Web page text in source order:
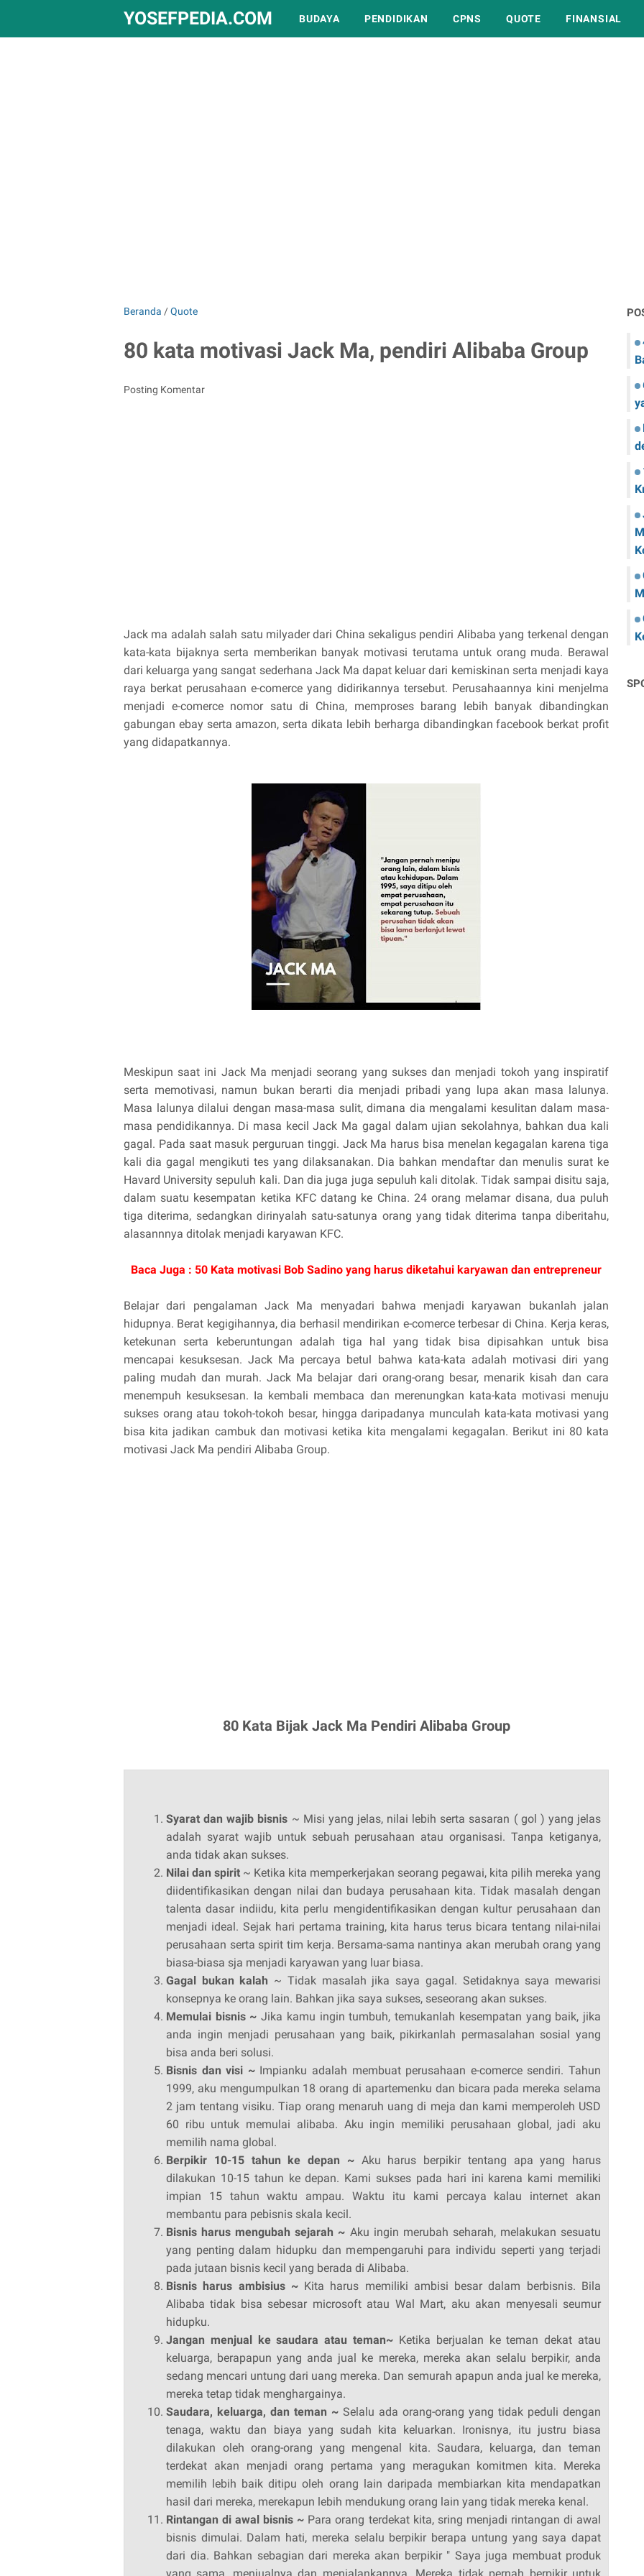
YOSEFPEDIA.COM BUDAYA PENDIDIKAN CPNS QUOTE FINANSIAL
Beranda /Quote
80 kata motivasi Jack Ma, pendiri Alibaba Group
Posting Komentar
Jack ma adalah salah satu milyader dari China sekaligus pendiri Alibaba yang terkenal dengan
kata-kata bijaknya serta memberikan banyak motivasi terutama untuk orang muda. Berawal
dari keluarga yang sangat sederhana Jack Ma dapat keluar dari kemiskinan serta menjadi kaya
raya berkat perusahaan e-comerce yang didirikannya tersebut. Perusahaannya kini menjelma
menjadi e-comerce nomor satu di China, memproses barang lebih banyak dibandingkan
gabungan ebay serta amazon, serta dikata lebih berharga dibandingkan facebook berkat profit
yang didapatkannya.
Meskipun saat ini Jack Ma menjadi seorang yang sukses dan menjadi tokoh yang inspiratif
serta memotivasi, namun bukan berarti dia menjadi pribadi yang lupa akan masa lalunya.
Masa lalunya dilalui dengan masa-masa sulit, dimana dia mengalami kesulitan dalam masa-
masa pendidikannya. Di masa kecil Jack Ma gagal dalam ujian sekolahnya, bahkan dua kali
gagal. Pada saat masuk perguruan tinggi. Jack Ma harus bisa menelan kegagalan karena tiga
kali dia gagal mengikuti tes yang dilaksanakan. Dia bahkan mendaftar dan menulis surat ke
Havard University sepuluh kali. Dan dia juga juga sepuluh kali ditolak. Tidak sampai disitu saja,
dalam suatu kesempatan ketika KFC datang ke China. 24 orang melamar disana, dua puluh
tiga diterima, sedangkan dirinyalah satu-satunya orang yang tidak diterima tanpa diberitahu,
alasannnya ditolak menjadi karyawan KFC.
Baca Juga : 50 Kata motivasi Bob Sadino yang harus diketahui karyawan dan entrepreneur
Belajar dari pengalaman Jack Ma menyadari bahwa menjadi karyawan bukanlah jalan
hidupnya. Berat kegigihannya, dia berhasil mendirikan e-comerce terbesar di China. Kerja keras,
ketekunan serta keberuntungan adalah tiga hal yang tidak bisa dipisahkan untuk bisa
mencapai kesuksesan. Jack Ma percaya betul bahwa kata-kata adalah motivasi diri yang
paling mudah dan murah. Jack Ma belajar dari orang-orang besar, menarik kisah dan cara
menempuh kesuksesan. Ia kembali membaca dan merenungkan kata-kata motivasi menuju
sukses orang atau tokoh-tokoh besar, hingga daripadanya munculah kata-kata motivasi yang
bisa kita jadikan cambuk dan motivasi ketika kita mengalami kegagalan. Berikut ini 80 kata
motivasi Jack Ma pendiri Alibaba Group.
80 Kata Bijak Jack Ma Pendiri Alibaba Group
Syarat dan wajib bisnis ~ Misi yang jelas, nilai lebih serta sasaran ( gol ) yang jelas
adalah syarat wajib untuk sebuah perusahaan atau organisasi. Tanpa ketiganya,
anda tidak akan sukses.
Nilai dan spirit ~ Ketika kita memperkerjakan seorang pegawai, kita pilih mereka yang
diidentifikasikan dengan nilai dan budaya perusahaan kita. Tidak masalah dengan
talenta dasar indiidu, kita perlu mengidentifikasikan dengan kultur perusahaan dan
menjadi ideal. Sejak hari pertama training, kita harus terus bicara tentang nilai-nilai
perusahaan serta spirit tim kerja. Bersama-sama nantinya akan merubah orang yang
biasa-biasa sja menjadi karyawan yang luar biasa.
Gagal bukan kalah ~ Tidak masalah jika saya gagal. Setidaknya saya mewarisi
konsepnya ke orang lain. Bahkan jika saya sukses, seseorang akan sukses.
Memulai bisnis ~Jika kamu ingin tumbuh, temukanlah kesempatan yang baik, jika
anda ingin menjadi perusahaan yang baik, pikirkanlah permasalahan sosial yang
bisa anda beri solusi.
Bisnis dan visi ~Impianku adalah membuat perusahaan e-comerce sendiri. Tahun
1999, aku mengumpulkan 18 orang di apartemenku dan bicara pada mereka selama
2 jam tentang visiku. Tiap orang menaruh uang di meja dan kami memperoleh USD
60 ribu untuk memulai alibaba. Aku ingin memiliki perusahaan global, jadi aku
memilih nama global.
Berpikir 10-15 tahun ke depan ~Aku harus berpikir tentang apa yang harus
dilakukan 10-15 tahun ke depan. Kami sukses pada hari ini karena kami memiliki
impian 15 tahun waktu ampau. Waktu itu kami percaya kalau internet akan
membantu para pebisnis skala kecil.
Bisnis harus mengubah sejarah ~ Aku ingin merubah seharah, melakukan sesuatu
yang penting dalam hidupku dan mempengaruhi para individu seperti yang terjadi
pada jutaan bisnis kecil yang berada di Alibaba.
Bisnis harus ambisius ~ Kita harus memiliki ambisi besar dalam berbisnis. Bila
Alibaba tidak bisa sebesar microsoft atau Wal Mart, aku akan menyesali seumur
hidupku.
Jangan menjual ke saudara atau teman~ Ketika berjualan ke teman dekat atau
keluarga, berapapun yang anda jual ke mereka, mereka akan selalu berpikir, anda
sedang mencari untung dari uang mereka. Dan semurah apapun anda jual ke mereka,
mereka tetap tidak menghargainya.
Saudara, keluarga, dan teman ~ Selalu ada orang-orang yang tidak peduli dengan
tenaga, waktu dan biaya yang sudah kita keluarkan. Ironisnya, itu justru biasa
dilakukan oleh orang-orang yang mengenal kita. Saudara, keluarga, dan teman
terdekat akan menjadi orang pertama yang meragukan komitmen kita. Mereka
memilih lebih baik ditipu oleh orang lain daripada membiarkan kita mendapatkan
hasil dari mereka, merekapun lebih mendukung orang lain yang tidak mereka kenal.
Rintangan di awal bisnis ~ Para orang terdekat kita, sring menjadi rintangan di awal
bisnis dimulai. Dalam hati, mereka selalu berpikir berapa untung yang saya dapat
dari dia. Bahkan sebagian dari mereka akan berpikir " Saya juga membuat produk